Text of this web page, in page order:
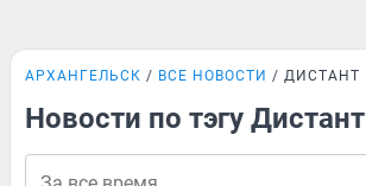
АРХАНГЕЛЬСК ВСЕ НОВОСТИ ДИСТАНТ
Новости по тэгу Дистант